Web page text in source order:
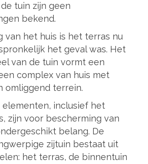
tuin zijn geen
bekend.
van het huis is het terras nu
het geval was. Het
van de tuin vormt een
complex van huis met
omliggend terrein.
elementen, inclusief het
zijn voor bescherming van
belang. De
zijtuin bestaat uit
het terras, de binnentuin